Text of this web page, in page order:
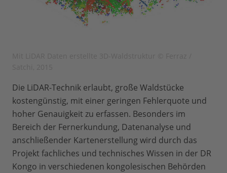
Die LiDAR-Technik erlaubt, große Waldstücke
kostengünstig, mit einer geringen Fehlerquote und
hoher Genauigkeit zu erfassen. Besonders im
Bereich der Fernerkundung, Datenanalyse und
anschließender Kartenerstellung wird durch das
Projekt fachliches und technisches Wissen in der DR
Kongo in verschiedenen kongolesischen Behörden